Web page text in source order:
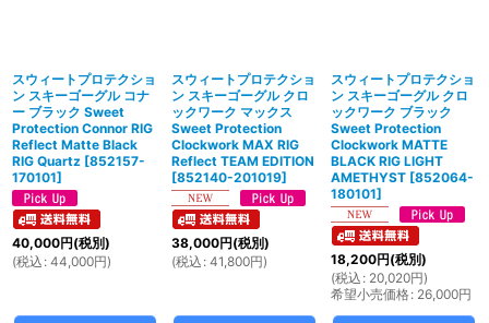
スウィートプロテクショ
ン スキーゴーグル コナ
ー ブラック Sweet
Protection Connor RIG
Reflect Matte Black
RIG Quartz [852157-
170101]
40,000円(税別)
(税込 : 44,000円)
スウィートプロテクショ
ン スキーゴーグル クロ
ックワーク マックス
Sweet Protection
Clockwork MAX RIG
Reflect TEAM EDITION
[852140-201019]
38,000円(税別)
(税込 : 41,800円)
スウィートプロテクショ
ン スキーゴーグル クロ
ックワーク ブラック
Sweet Protection
Clockwork MATTE
BLACK RIG LIGHT
AMETHYST [852064-
180101]
18,200円(税別)
(税込 : 20,020円)
希望小売価格: 26,000円